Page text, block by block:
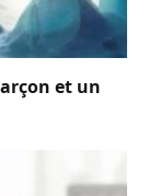
et un